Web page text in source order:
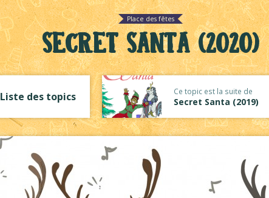
Place des fêtes
Secret Santa (2020)
Liste des topics Ce topic est la suite de
Secret Santa (2019)